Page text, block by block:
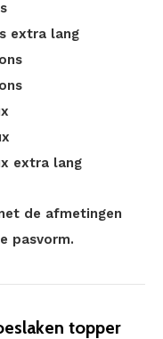
extra lang
extra lang
de afmetingen
pasvorm.
topper